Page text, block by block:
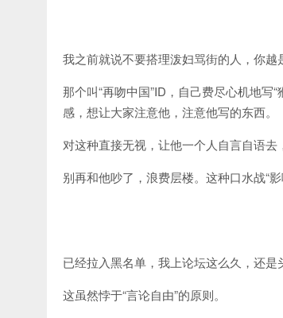
我之前就说不要搭理泼妇骂街的人，你越
那个叫“再吻中国”ID，自己费尽心机地写
感，想让大家注意他，注意他写的东西。
对这种直接无视，让他一个人自言自语去
别再和他吵了，浪费层楼。这种口水战“影
已经拉入黑名单，我上论坛这么久，还是
这虽然悖于“言论自由”的原则。